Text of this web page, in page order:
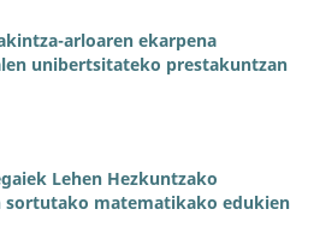
arloaren ekarpena
unibertsitateko prestakuntzan
Lehen Hezkuntzako
sortutako matematikako edukien